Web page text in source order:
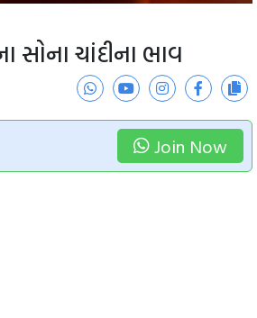
ચાંદીના ભાવ
Join Now